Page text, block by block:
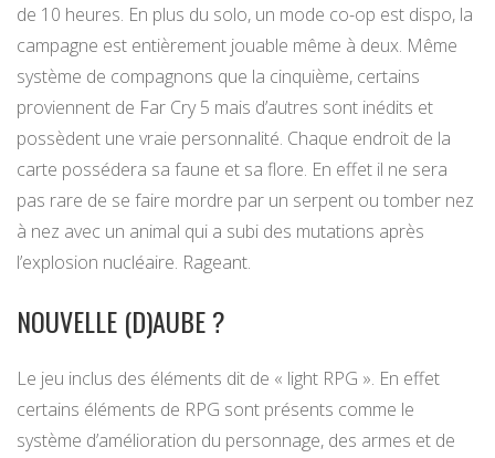
de 10 heures. En plus du solo, un mode co-op est dispo, la
campagne est entièrement jouable même à deux. Même
système de compagnons que la cinquième, certains
proviennent de Far Cry 5 mais d’autres sont inédits et
possèdent une vraie personnalité. Chaque endroit de la
carte possédera sa faune et sa flore. En effet il ne sera
pas rare de se faire mordre par un serpent ou tomber nez
à nez avec un animal qui a subi des mutations après
l’explosion nucléaire. Rageant.
NOUVELLE (D)AUBE ?
Le jeu inclus des éléments dit de « light RPG ». En effet
certains éléments de RPG sont présents comme le
système d’amélioration du personnage, des armes et de